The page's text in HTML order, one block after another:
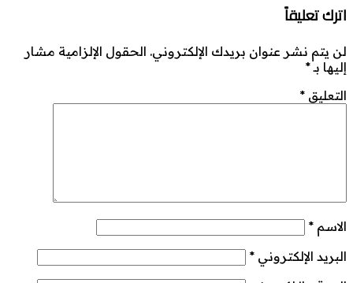
اترك تعليقاً
لن يتم نشر عنوان بريدك الإلكتروني. الحقول الإلزامية مشار
إليها بـ*
التعليق *
الاسم *
البريد الإلكتروني *